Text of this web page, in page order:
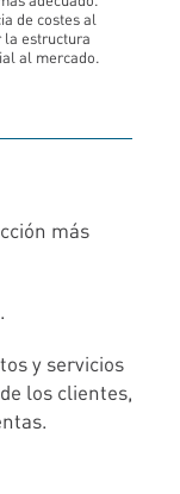
de costes al
la estructura
al mercado.
más
y servicios
los clientes,